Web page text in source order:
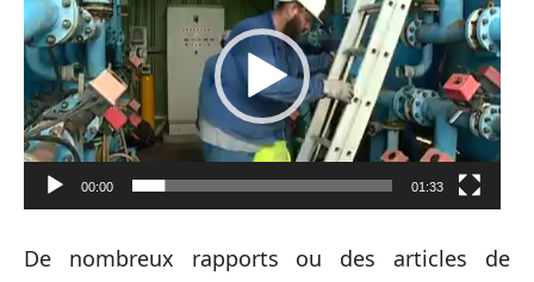
00:00 01:33
De nombreux rapports ou des articles de